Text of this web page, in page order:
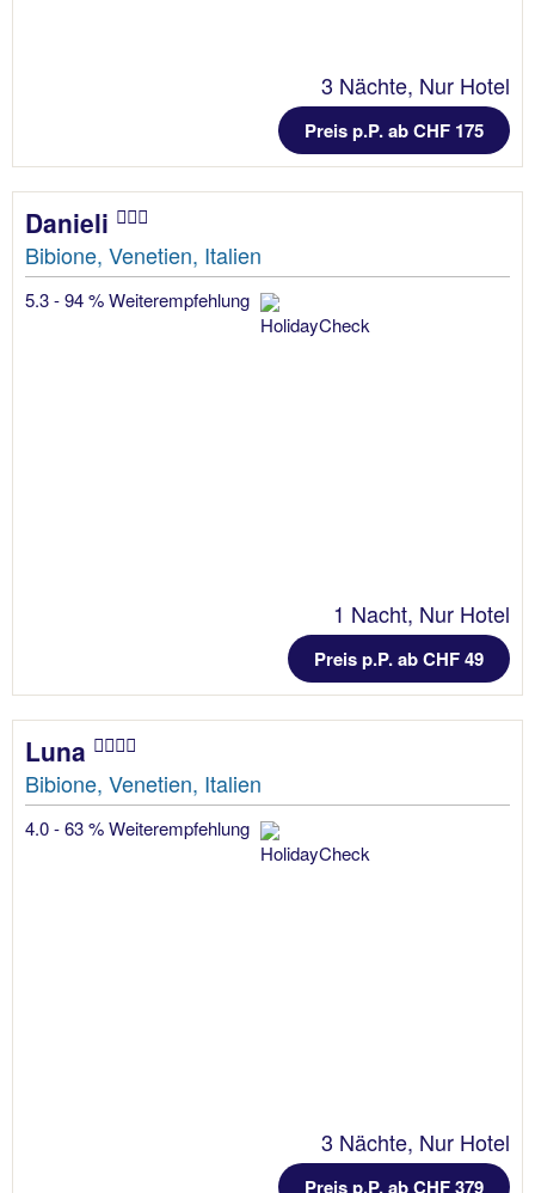
3 Nächte, Nur Hotel
Preis p.P. ab CHF 175
Danieli
Bibione, Venetien, Italien
5.3 - 94 % Weiterempfehlung
1 Nacht, Nur Hotel
Preis p.P. ab CHF 49
Luna
Bibione, Venetien, Italien
4.0 - 63 % Weiterempfehlung
3 Nächte, Nur Hotel
Preis p.P. ab CHF 379